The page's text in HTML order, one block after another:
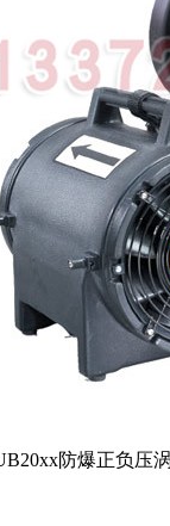
防爆正负压